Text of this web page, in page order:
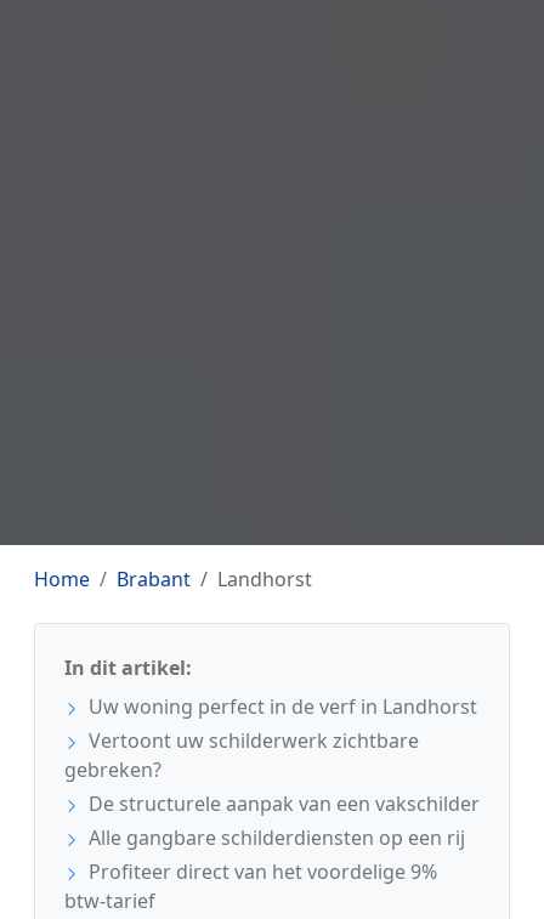
Home Brabant Landhorst
In dit artikel:
Uw woning perfect in de verf in Landhorst
Vertoont uw schilderwerk zichtbare
gebreken?
De structurele aanpak van een vakschilder
Alle gangbare schilderdiensten op een rij
Profiteer direct van het voordelige 9%
btw-tarief